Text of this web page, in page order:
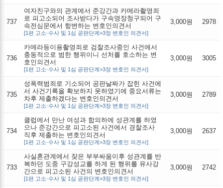
737
여자친구와의 관계에서 준강간과 카메라촬영죄
로 피고소되어 조사받다가 구속영장청구되어 구
속전심문에서 항변하는 변호인의견서
[1편 고소·수사 및 1심 공판단계>3장 변호인 의견서]
3,000원 2978
736
카메라등이용촬영죄로 검찰조사중인 사건에서
충동적으로 범한 행위이니 선처를 호소하는 변
호인의견서
[1편 고소·수사 및 1심 공판단계>3장 변호인 의견서]
3,000원 3005
735
성폭력범죄로 기소되어 공판날짜가 잡힌 사건에
서 사건기록을 확보하지 못하였기에 중요서류는
차후 제출하겠다는 변호인의견서
[1편 고소·수사 및 1심 공판단계>3장 변호인 의견서]
3,000원 2789
734
클럽에서 만난 여성과 합의하에 성관계를 하였
으나 준강간으로 피고소된 사건에서 경찰조사
직후 제출하는 변호인의견서
[1편 고소·수사 및 1심 공판단계>3장 변호인 의견서]
3,000원 2637
733
사실혼관계에서 잦은 부부싸움이후 성관계를 반
복하던 도중 구강성교를 하게 된 행위를 유사강
간으로 피고소된 사건의 변호인의견서
[1편 고소·수사 및 1심 공판단계>3장 변호인 의견서]
3,000원 2742